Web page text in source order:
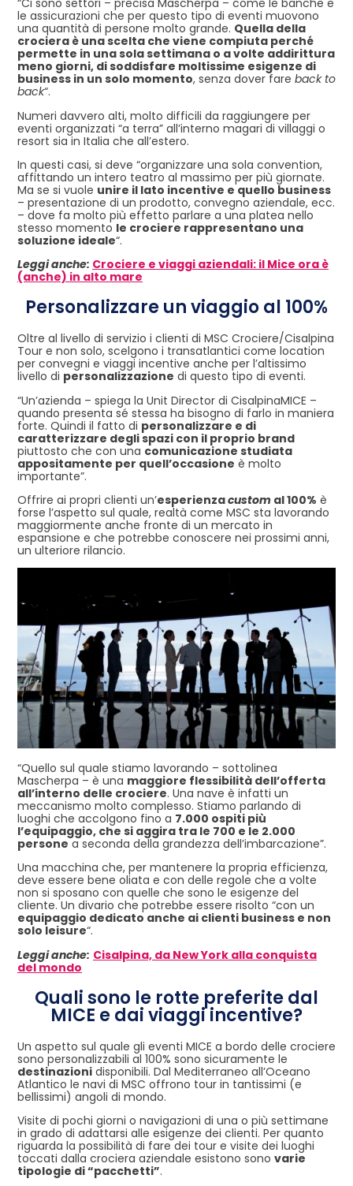
“Ci sono settori – precisa Mascherpa – come le banche e
le assicurazioni che per questo tipo di eventi muovono
una quantità di persone molto grande. Quella della
crociera è una scelta che viene compiuta perché
permette in una sola settimana o a volte addirittura
meno giorni, di soddisfare moltissime esigenze di
business in un solo momento, senza dover fare back to
back“.
Numeri davvero alti, molto difficili da raggiungere per
eventi organizzati “a terra” all’interno magari di villaggi o
resort sia in Italia che all’estero.
In questi casi, si deve “organizzare una sola convention,
affittando un intero teatro al massimo per più giornate.
Ma se si vuole unire il lato incentive e quello business
– presentazione di un prodotto, convegno aziendale, ecc.
– dove fa molto più effetto parlare a una platea nello
stesso momento le crociere rappresentano una
soluzione ideale“.
Leggi anche: Crociere e viaggi aziendali: il Mice ora è
(anche) in alto mare
Personalizzare un viaggio al 100%
Oltre al livello di servizio i clienti di MSC Crociere/Cisalpina
Tour e non solo, scelgono i transatlantici come location
per convegni e viaggi incentive anche per l’altissimo
livello di personalizzazione di questo tipo di eventi.
“Un’azienda – spiega la Unit Director di CisalpinaMICE –
quando presenta sé stessa ha bisogno di farlo in maniera
forte. Quindi il fatto di personalizzare e di
caratterizzare degli spazi con il proprio brand
piuttosto che con una comunicazione studiata
appositamente per quell’occasione è molto
importante”.
Offrire ai propri clienti un’esperienzacustom al 100% è
forse l’aspetto sul quale, realtà come MSC sta lavorando
maggiormente anche fronte di un mercato in
espansione e che potrebbe conoscere nei prossimi anni,
un ulteriore rilancio.
“Quello sul quale stiamo lavorando – sottolinea
Mascherpa – è una maggiore flessibilità dell’offerta
all’interno delle crociere. Una nave è infatti un
meccanismo molto complesso. Stiamo parlando di
luoghi che accolgono fino a 7.000 ospiti più
l’equipaggio, che si aggira tra le 700 e le 2.000
persone a seconda della grandezza dell’imbarcazione”.
Una macchina che, per mantenere la propria efficienza,
deve essere bene oliata e con delle regole che a volte
non si sposano con quelle che sono le esigenze del
cliente. Un divario che potrebbe essere risolto “con un
equipaggio dedicato anche ai clienti business e non
solo leisure“.
Leggi anche: Cisalpina, da New York alla conquista
del mondo
Quali sono le rotte preferite dal
MICE e dai viaggi incentive?
Un aspetto sul quale gli eventi MICE a bordo delle crociere
sono personalizzabili al 100% sono sicuramente le
destinazioni disponibili. Dal Mediterraneo all’Oceano
Atlantico le navi di MSC offrono tour in tantissimi (e
bellissimi) angoli di mondo.
Visite di pochi giorni o navigazioni di una o più settimane
in grado di adattarsi alle esigenze dei clienti. Per quanto
riguarda la possibilità di fare dei tour e visite dei luoghi
toccati dalla crociera aziendale esistono sono varie
tipologie di “pacchetti”.